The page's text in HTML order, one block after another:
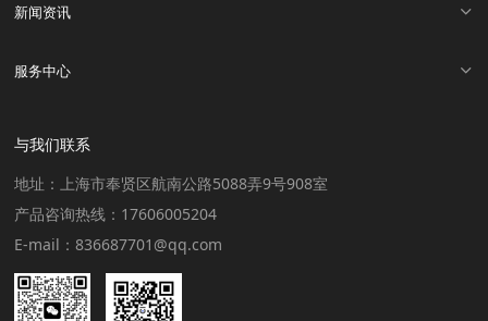
新闻资讯
服务中心
与我们联系
地址：上海市奉贤区航南公路5088弄9号908室
产品咨询热线：17606005204
E-mail：836687701@qq.com